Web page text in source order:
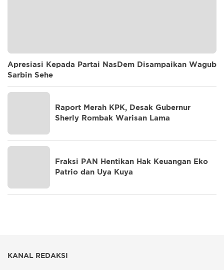
Apresiasi Kepada Partai NasDem Disampaikan Wagub
Sarbin Sehe
Raport Merah KPK, Desak Gubernur
Sherly Rombak Warisan Lama
Fraksi PAN Hentikan Hak Keuangan Eko
Patrio dan Uya Kuya
KANAL REDAKSI